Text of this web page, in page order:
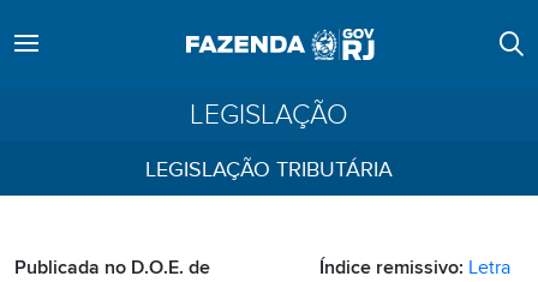
LEGISLAÇÃO
LEGISLAÇÃO TRIBUTÁRIA
Publicada no D.O.E. de
Índice remissivo: Letra